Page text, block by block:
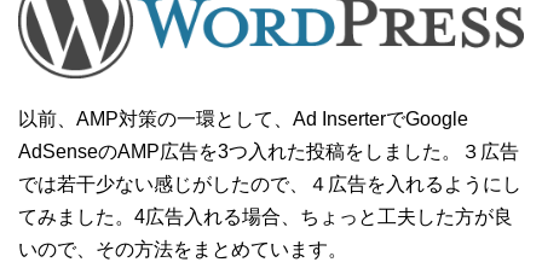
以前、AMP対策の一環として、Ad InserterでGoogle
AdSenseのAMP広告を3つ入れた投稿をしました。３広告
では若干少ない感じがしたので、４広告を入れるようにし
てみました。4広告入れる場合、ちょっと工夫した方が良
いので、その方法をまとめています。